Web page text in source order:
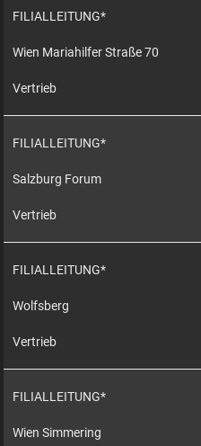
FILIALLEITUNG*
Wien Mariahilfer Straße 70
Vertrieb
FILIALLEITUNG*
Salzburg Forum
Vertrieb
FILIALLEITUNG*
Wolfsberg
Vertrieb
FILIALLEITUNG*
Wien Simmering